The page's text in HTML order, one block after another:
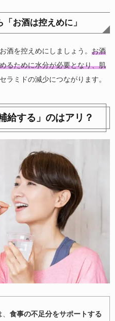
お酒は控えめに」
酒を控えめにしましょう。 お酒
るために水分が必要となり、肌
ラミドの減少につながります。
給する」のはアリ？
食事の不足分をサポートする